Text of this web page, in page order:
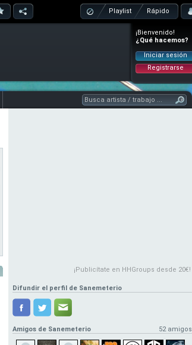
Playlist Rápido
¡Bienvenido!
¿Qué hacemos?
Iniciar sesión
Registrarse
¡Publicítate en HHGroups desde 20€!
Difundir el perfil de Sanemeterio
Amigos de Sanemeterio 52 amigos